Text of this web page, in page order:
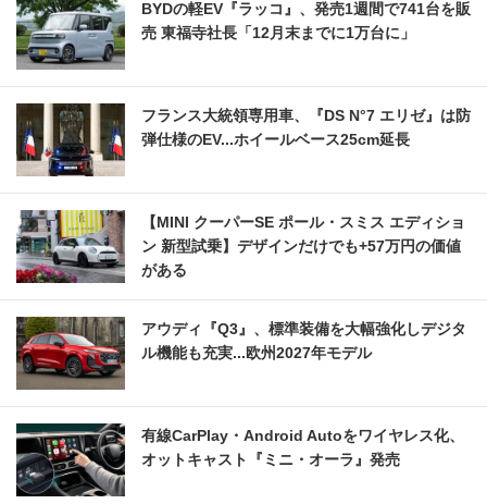
BYDの軽EV『ラッコ』、発売1週間で741台を販
売 東福寺社長「12月末までに1万台に」
フランス大統領専用車、『DS N°7 エリゼ』は防
弾仕様のEV...ホイールベース25cm延長
【MINI クーパーSE ポール・スミス エディショ
ン 新型試乗】デザインだけでも+57万円の価値
がある
アウディ『Q3』、標準装備を大幅強化しデジタ
ル機能も充実...欧州2027年モデル
有線CarPlay・Android Autoをワイヤレス化、
オットキャスト『ミニ・オーラ』発売